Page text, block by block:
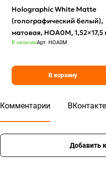
Holographic White Matte
(голографический белый),
матовая, HOA0M, 1,52×17,5
В наличииАрт. HOA0M
В корзину
Комментарии ВКонтакте
Добавить